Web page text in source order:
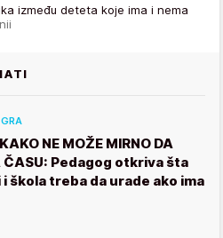
između deteta koje ima i nema
NE MOŽE MIRNO DA
ČASU: Pedagog otkriva šta
škola treba da urade ako ima